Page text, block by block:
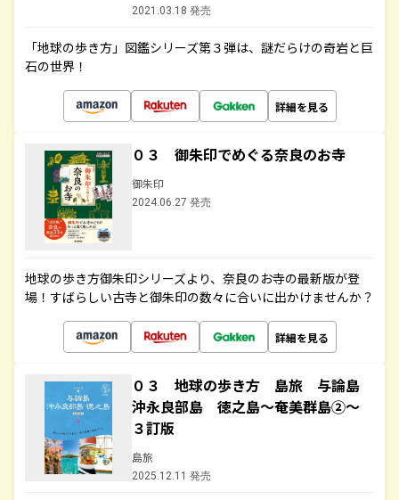
2021.03.18 発売
「地球の歩き方」図鑑シリーズ第３弾は、謎だらけの奇岩と巨
石の世界！
詳細を見る
０３ 御朱印でめぐる奈良のお寺
御朱印
2024.06.27 発売
地球の歩き方御朱印シリーズより、奈良のお寺の最新版が登
場！すばらしい古寺と御朱印の数々に合いに出かけませんか？
詳細を見る
０３ 地球の歩き方 島旅 与論島
沖永良部島 徳之島～奄美群島②～
３訂版
島旅
2025.12.11 発売